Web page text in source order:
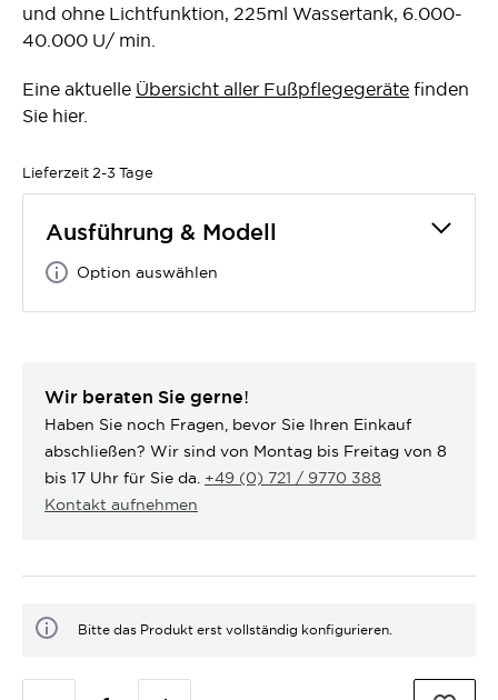
und ohne Lichtfunktion, 225ml Wassertank, 6.000-
40.000 U/ min.
Eine aktuelle Übersicht aller Fußpflegegeräte finden
Sie hier.
Lieferzeit 2-3 Tage
Ausführung & Modell
Option auswählen
Wir beraten Sie gerne!
Haben Sie noch Fragen, bevor Sie Ihren Einkauf
abschließen? Wir sind von Montag bis Freitag von 8
bis 17 Uhr für Sie da. +49 (0) 721 / 9770 388
Kontakt aufnehmen
Bitte das Produkt erst vollständig konfigurieren.